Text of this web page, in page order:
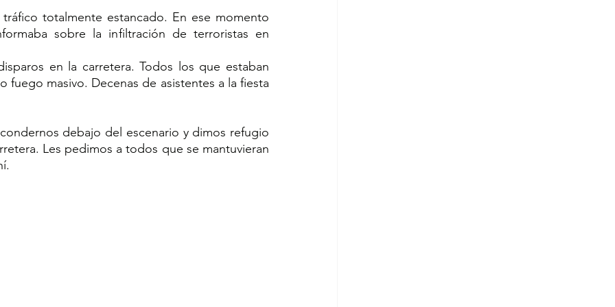
totalmente estancado. En ese momento
sobre la infiltración de terroristas en
en la carretera. Todos los que estaban
masivo. Decenas de asistentes a la fiesta
debajo del escenario y dimos refugio
Les pedimos a todos que se mantuvieran